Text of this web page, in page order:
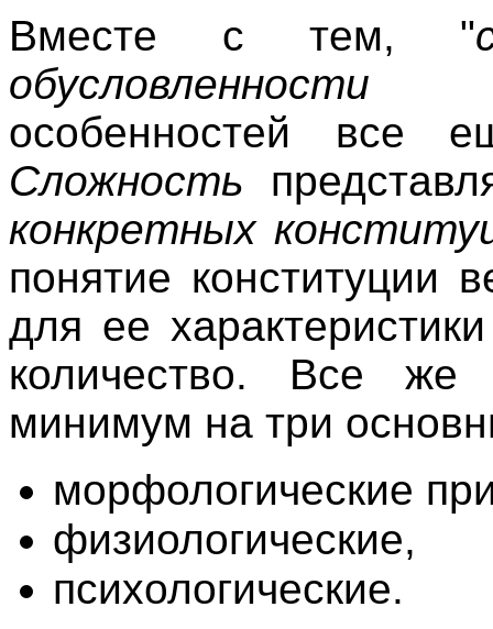
Вместе с тем, "
обусловленности
особенностей все
Сложность
конкретных
понятие конституции
для ее
количество. Все
минимум на три
морфологические
физиологические,
психологические.